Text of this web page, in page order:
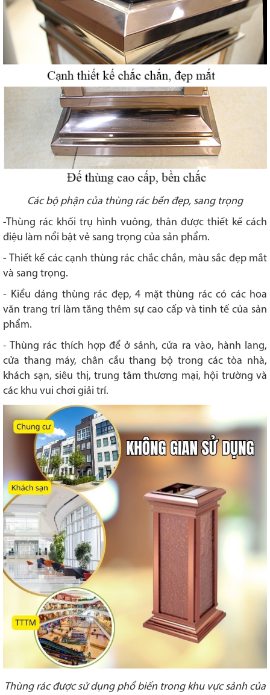
Các bộ phận của thùng rác bền đẹp, sang trọng
-Thùng rác khối trụ hình vuông, thân được thiết kế cách
điệu làm nổi bật vẻ sang trọng của sản phẩm.
- Thiết kế các cạnh thùng rác chắc chắn, màu sắc đẹp mắt
và sang trọng.
- Kiểu dáng thùng rác đẹp, 4 mặt thùng rác có các hoa
văn trang trí làm tăng thêm sự cao cấp và tinh tế của sản
phẩm.
- Thùng rác thích hợp để ở sảnh, cửa ra vào, hành lang,
cửa thang máy, chân cầu thang bộ trong các tòa nhà,
khách sạn, siêu thị, trung tâm thương mại, hội trường và
các khu vui chơi giải trí.
Thùng rác được sử dụng phổ biến trong khu vực sảnh của